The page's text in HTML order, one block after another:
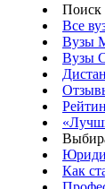
Поиск
Все
Вузы
Вузы
Как